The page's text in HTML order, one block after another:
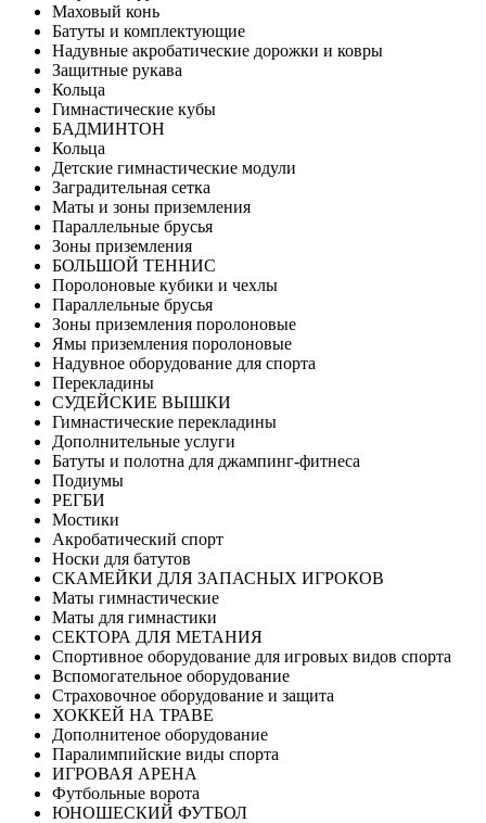
Маховый конь
Батуты и комплектующие
Надувные акробатические дорожки и ковры
Защитные рукава
Кольца
Гимнастические кубы
БАДМИНТОН
Кольца
Детские гимнастические модули
Заградительная сетка
Маты и зоны приземления
Параллельные брусья
Зоны приземления
БОЛЬШОЙ ТЕННИС
Поролоновые кубики и чехлы
Параллельные брусья
Зоны приземления поролоновые
Ямы приземления поролоновые
Надувное оборудование для спорта
Перекладины
СУДЕЙСКИЕ ВЫШКИ
Гимнастические перекладины
Дополнительные услуги
Батуты и полотна для джампинг-фитнеса
Подиумы
РЕГБИ
Мостики
Акробатический спорт
Носки для батутов
СКАМЕЙКИ ДЛЯ ЗАПАСНЫХ ИГРОКОВ
Маты гимнастические
Маты для гимнастики
СЕКТОРА ДЛЯ МЕТАНИЯ
Спортивное оборудование для игровых видов спорта
Вспомогательное оборудование
Страховочное оборудование и защита
ХОККЕЙ НА ТРАВЕ
Дополнитеное оборудование
Паралимпийские виды спорта
ИГРОВАЯ АРЕНА
Футбольные ворота
ЮНОШЕСКИЙ ФУТБОЛ